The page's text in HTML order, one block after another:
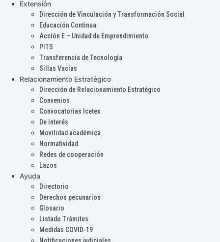
Extensión
Dirección de Vinculación y Transformación Social
Educación Continua
Acción E – Unidad de Emprendimiento
PITS
Transferencia de Tecnología
Sillas Vacías
Relacionamiento Estratégico
Dirección de Relacionamiento Estratégico
Convenios
Convocatorias Icetex
De interés
Movilidad académica
Normatividad
Redes de cooperación
Lazos
Ayuda
Directorio
Derechos pecunarios
Glosario
Listado Trámites
Medidas COVID-19